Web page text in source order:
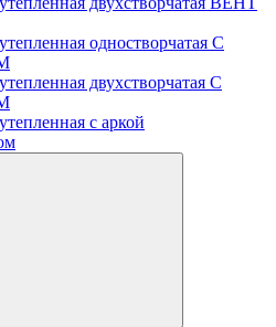
одностворчатая С
двухстворчатая С
с аркой